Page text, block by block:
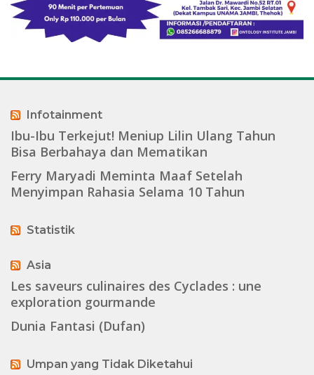
Infotainment
Ibu-Ibu Terkejut! Meniup Lilin Ulang Tahun
Bisa Berbahaya dan Mematikan
Ferry Maryadi Meminta Maaf Setelah
Menyimpan Rahasia Selama 10 Tahun
Statistik
Asia
Les saveurs culinaires des Cyclades : une
exploration gourmande
Dunia Fantasi (Dufan)
Umpan yang Tidak Diketahui